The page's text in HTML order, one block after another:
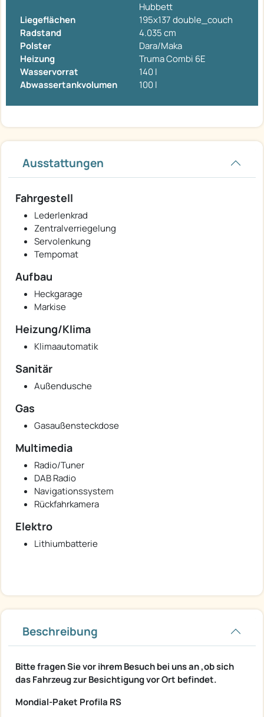
Hubbett
Liegeflächen
195x137 double_couch
Radstand
4.035 cm
Polster
Dara/Maka
Heizung
Truma Combi 6E
Wasservorrat
140 l
Abwassertankvolumen
100 l
Ausstattungen
Fahrgestell
Lederlenkrad
Zentralverriegelung
Servolenkung
Tempomat
Aufbau
Heckgarage
Markise
Heizung/Klima
Klimaautomatik
Sanitär
Außendusche
Gas
Gasaußensteckdose
Multimedia
Radio/Tuner
DAB Radio
Navigationssystem
Rückfahrkamera
Elektro
Lithiumbatterie
Beschreibung
Bitte fragen Sie vor ihrem Besuch bei uns an ,ob sich
das Fahrzeug zur Besichtigung vor Ort befindet.
Mondial-Paket Profila RS